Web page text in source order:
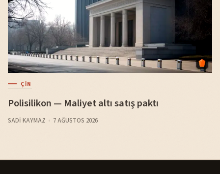
ÇIN
Polisilikon — Maliyet altı satış paktı
SADI KAYMAZ 7 AĞUSTOS 2026